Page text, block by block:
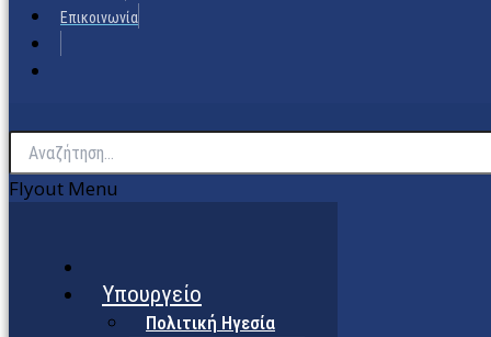
Επικοινωνία
Flyout Menu
Υπουργείο
Πολιτική Ηγεσία